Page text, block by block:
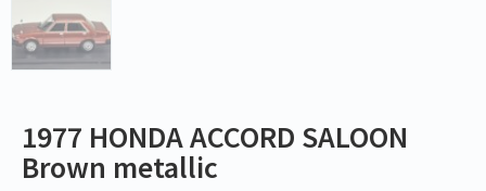
1977 HONDA ACCORD SALOON
Brown metallic